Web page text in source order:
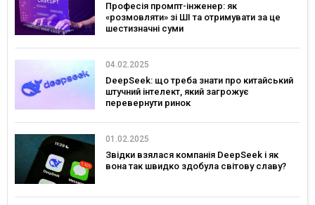
Професія промпт-інженер: як
«розмовляти» зі ШІ та отримувати за це
шестизначні суми
04.02.2025
DeepSeek: що треба знати про китайський
штучний інтелект, який загрожує
перевернути ринок
01.02.2025
Звідки взялася компанія DeepSeek і як
вона так швидко здобула світову славу?